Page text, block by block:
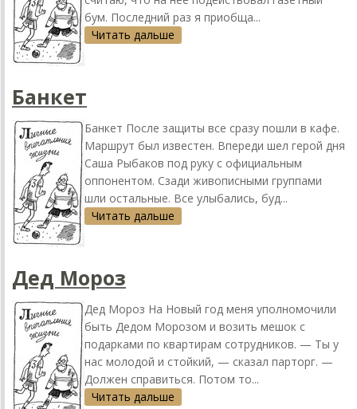
бум. Последний раз я приобща...
Читать дальше
Банкет
Банкет После защиты все сразу пошли в кафе.
Маршрут был известен. Впереди шел герой дня
Саша Рыбаков под руку с официальным
оппонентом. Сзади живописными группами
шли остальные. Все улыбались, буд...
Читать дальше
Дед Мороз
Дед Мороз На Новый год меня уполномочили
быть Дедом Морозом и возить мешок с
подарками по квартирам сотрудников. — Ты у
нас молодой и стойкий, — сказал парторг. —
Должен справиться. Потом то...
Читать дальше